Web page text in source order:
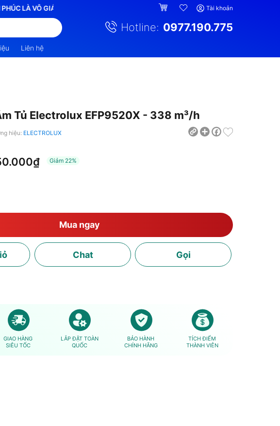
VÔ GIÁ Tài khoản
Hotline: 0977.190.775
Liên hệ
Tủ Electrolux EFP9520X - 338 m³/h
hiệu: ELECTROLUX ShareFacebook
Giảm 22%
Mua ngay
Chat Gọi
GIAO HÀNG
SIÊU TỐC
LẮP ĐẶT TOÀN
QUỐC
BẢO HÀNH
CHÍNH HÃNG
TÍCH ĐIỂM
THÀNH VIÊN